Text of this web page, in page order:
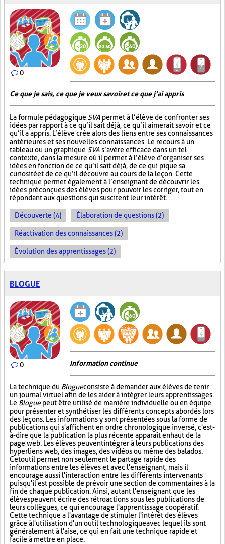
0
Ce que je sais, ce que je veux savoir et ce que j’ai appris
La formule pédagogique SVA permet à l’élève de confronter ses
idées par rapport à ce qu’il sait déjà, ce qu’il aimerait savoir et ce
qu’il a appris. L’élève crée alors des liens entre ses connaissances
antérieures et ses nouvelles connaissances. Le recours à un
tableau ou un graphique SVA s’avère efficace dans un tel
contexte, dans la mesure où il permet à l’élève d’organiser ses
idées en fonction de ce qu’il sait déjà, de ce qui pique sa
curiosité et de ce qu’il découvre au cours de la leçon. Cette
technique permet également à l’enseignant de découvrir les
idées préconçues des élèves pour pouvoir les corriger, tout en
répondant aux questions qui suscitent leur intérêt.
Découverte (4) Élaboration de questions (2)
Réactivation des connaissances (2)
Évolution des apprentissages (2)
BLOGUE
0 Information continue
La technique du Blogueconsiste à demander aux élèves de tenir
un journal virtuel afin de les aider à intégrer leurs apprentissages.
Le Bloguepeut être utilisé de manière individuelle ou en équipe
pour présenter et synthétiser les différents concepts abordés lors
des leçons. Les informations y sont présentées sous la forme de
publications qui s'affichent en ordre chronologique inversé, c'est-
à-dire que la publication la plus récente apparaît en haut de la
page web. Les élèves peuvent intégrer à leurs publications des
hyperliens web, des images, des vidéos ou même des balados.
Cet outil permet non seulement le partage rapide des
informations entre les élèves et avec l'enseignant, mais il
encourage aussi l'interaction entre les différents intervenants
puisqu'il est possible de prévoir une section de commentaires à la
fin de chaque publication. Ainsi, autant l'enseignant que les
élèves peuvent écrire des rétroactions sous les publications de
leurs collègues, ce qui encourage l'apprentissage coopératif.
Cette technique a l'avantage de stimuler l'intérêt des élèves
grâce à l'utilisation d'un outil technologique avec lequel ils sont
généralement à l'aise, ce qui en fait une technique rapide et
facile à mettre en place.